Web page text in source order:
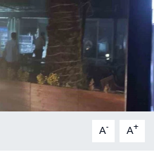
A- A+